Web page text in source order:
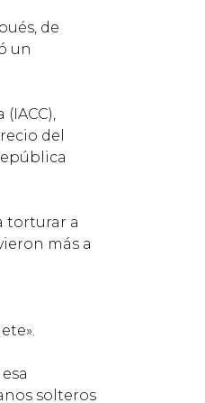
de
un
del
torturar a
más a
solteros